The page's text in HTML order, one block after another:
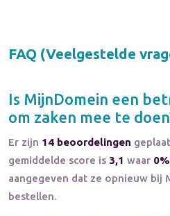
FAQ (Veelgestelde
Is MijnDomein een
om zaken mee te
Er zijn 14 beoordelingen
gemiddelde score is 3,1 waar 0%
aangegeven dat ze opnieuw bij
bestellen.